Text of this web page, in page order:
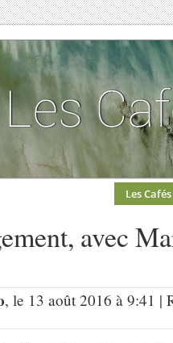
Les Cafés
avec
, le 13 août 2016 à 9:41 |